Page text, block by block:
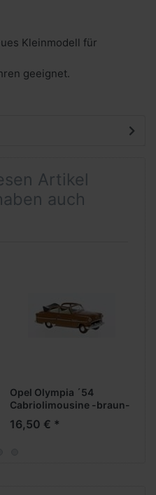
Kleinmodell für
geeignet.
Artikel
auch
Opel Olympia ´54
Cabriolimousine -braun-
-
16,50 € *